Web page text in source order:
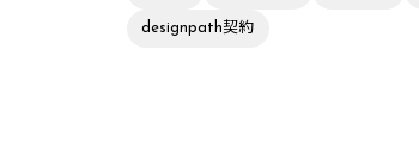
designpath契約